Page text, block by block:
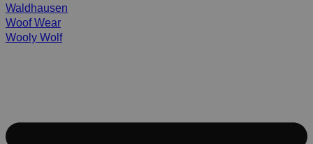
Waldhausen
Woof Wear
Wooly Wolf